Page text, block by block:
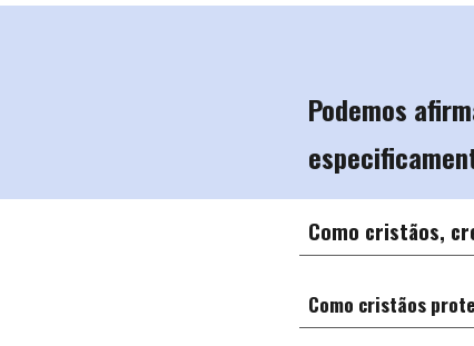
Podemos
Como cristãos,
Como cristãos